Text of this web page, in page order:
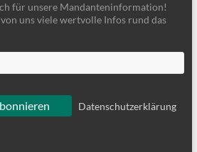
für unsere Mandanteninformation!
uns viele wertvolle Infos rund das
Datenschutzerklärung